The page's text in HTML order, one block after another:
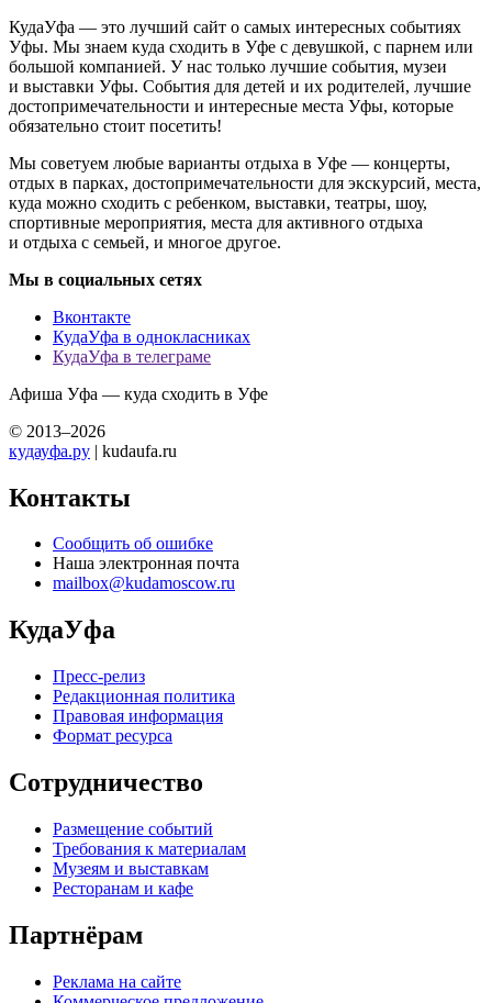
КудаУфа — это лучший сайт о самых интересных событиях
Уфы. Мы знаем куда сходить в Уфе с девушкой, с парнем или
большой компанией. У нас только лучшие события, музеи
и выставки Уфы. События для детей и их родителей, лучшие
достопримечательности и интересные места Уфы, которые
обязательно стоит посетить!
Мы советуем любые варианты отдыха в Уфе — концерты,
отдых в парках, достопримечательности для экскурсий, места,
куда можно сходить с ребенком, выставки, театры, шоу,
спортивные мероприятия, места для активного отдыха
и отдыха с семьей, и многое другое.
Мы в социальных сетях
Вконтакте
КудаУфа в однокласниках
КудаУфа в телеграме
Афиша Уфа — куда сходить в Уфе
© 2013–2026
кудауфа.ру | kudaufa.ru
Контакты
Сообщить об ошибке
Наша электронная почта
mailbox@kudamoscow.ru
КудаУфа
Пресс-релиз
Редакционная политика
Правовая информация
Формат ресурса
Сотрудничество
Размещение событий
Требования к материалам
Музеям и выставкам
Ресторанам и кафе
Партнёрам
Реклама на сайте